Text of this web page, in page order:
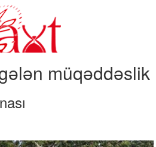
gələn müqəddəslik